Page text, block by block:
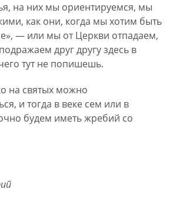
на них мы ориентируемся, мы
как они, когда мы хотим быть
— или мы от Церкви отпадаем,
друг другу здесь в
тут не попишешь.
на святых можно
и тогда в веке сем или в
будем иметь жребий со